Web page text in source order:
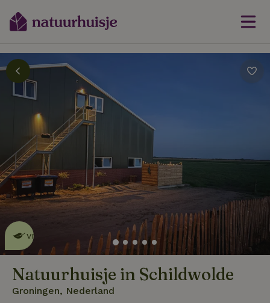
Dit natuurhuisje is eco-
vriendelijk
lees meer
Natuurhuisje in Schildwolde
Groningen, Nederland